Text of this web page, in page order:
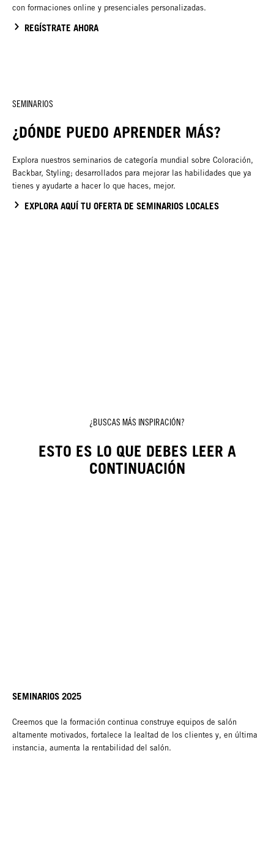
con formaciones online y presenciales personalizadas.
REGÍSTRATE AHORA
SEMINARIOS
¿DÓNDE PUEDO APRENDER MÁS?
Explora nuestros seminarios de categoría mundial sobre Coloración,
Backbar, Styling; desarrollados para mejorar las habilidades que ya
tienes y ayudarte a hacer lo que haces, mejor.
EXPLORA AQUÍ TU OFERTA DE SEMINARIOS LOCALES
¿BUSCAS MÁS INSPIRACIÓN?
ESTO ES LO QUE DEBES LEER A
CONTINUACIÓN
SEMINARIOS 2025
Creemos que la formación continua construye equipos de salón
altamente motivados, fortalece la lealtad de los clientes y, en última
instancia, aumenta la rentabilidad del salón.